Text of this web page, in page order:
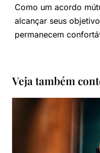
Como um acordo
alcançar seus
permanecem
Veja também